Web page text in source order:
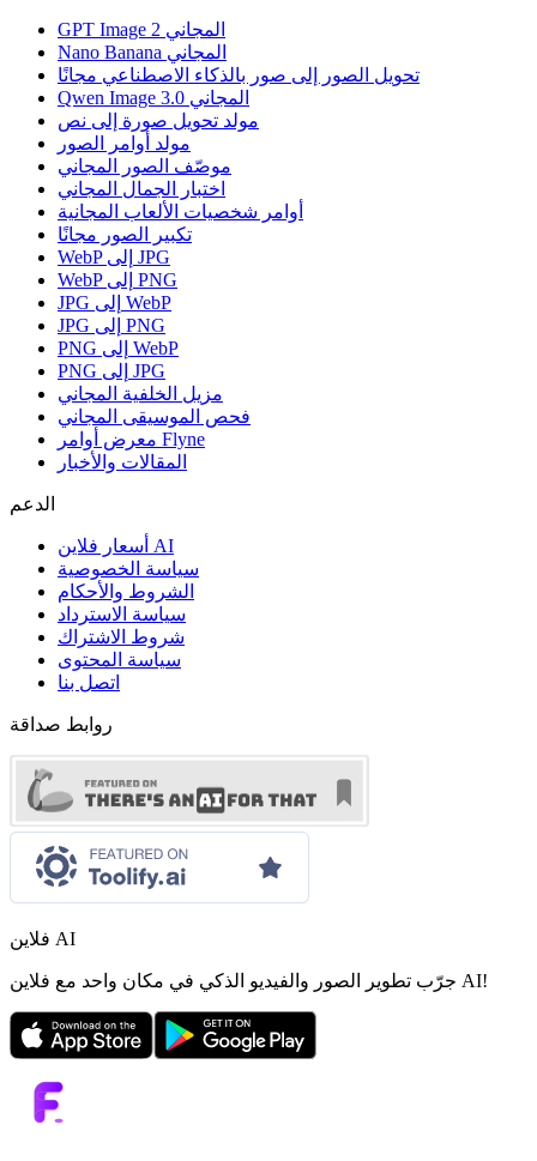
GPT Image 2 المجاني
Nano Banana المجاني
تحويل الصور إلى صور بالذكاء الاصطناعي مجانًا
Qwen Image 3.0 المجاني
مولد تحويل صورة إلى نص
مولد أوامر الصور
موصّف الصور المجاني
اختبار الجمال المجاني
أوامر شخصيات الألعاب المجانية
تكبير الصور مجانًا
WebP إلى JPG
WebP إلى PNG
JPG إلى WebP
JPG إلى PNG
PNG إلى WebP
PNG إلى JPG
مزيل الخلفية المجاني
فحص الموسيقى المجاني
معرض أوامر Flyne
المقالات والأخبار
الدعم
أسعار فلاين AI
سياسة الخصوصية
الشروط والأحكام
سياسة الاسترداد
شروط الاشتراك
سياسة المحتوى
اتصل بنا
روابط صداقة
فلاين AI
جرّب تطوير الصور والفيديو الذكي في مكان واحد مع فلاين AI!